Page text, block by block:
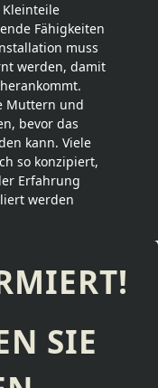
Fähigkeiten
muss
werden, damit
Muttern und
bevor das
kann. Viele
so konzipiert,
Erfahrung
werden
SIE